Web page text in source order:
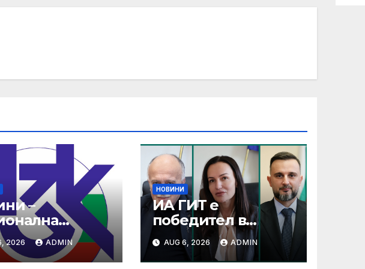
–
(НЗОК)
2026 ADMIN
НОВИНИ
ИА ГИТ е
победител в
категорията
„Социална
отговорност“ в
AUG 6, 2026 ADMIN